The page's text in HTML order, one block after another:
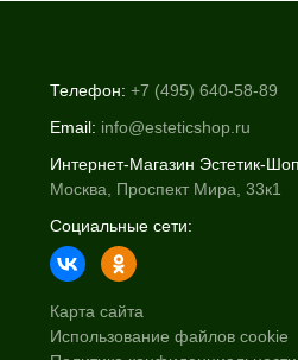
Телефон: +7 (495) 640-58-89
Email: info@esteticshop.ru
Интернет-Магазин Эстетик-
Москва, Проспект Мира, 33к1
Социальные сети:
Карта сайта
Использование файлов cookie